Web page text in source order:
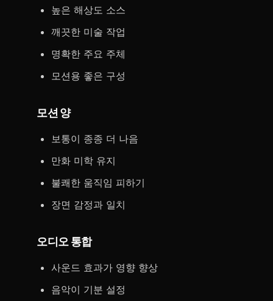
높은 해상도 소스
깨끗한 미술 작업
명확한 주요 주체
모션용 좋은 구성
모션 양
보통이 종종 더 나음
만화 미학 유지
불쾌한 움직임 피하기
장면 감정과 일치
오디오 통합
사운드 효과가 영향 향상
음악이 기분 설정